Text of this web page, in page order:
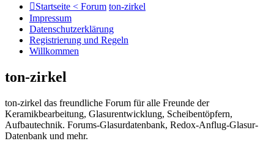
Startseite < Forum ton-zirkel
Impressum
Datenschutzerklärung
Registrierung und Regeln
Willkommen
ton-zirkel
ton-zirkel das freundliche Forum für alle Freunde der
Keramikbearbeitung, Glasurentwicklung, Scheibentöpfern,
Aufbautechnik. Forums-Glasurdatenbank, Redox-Anflug-Glasur-
Datenbank und mehr.